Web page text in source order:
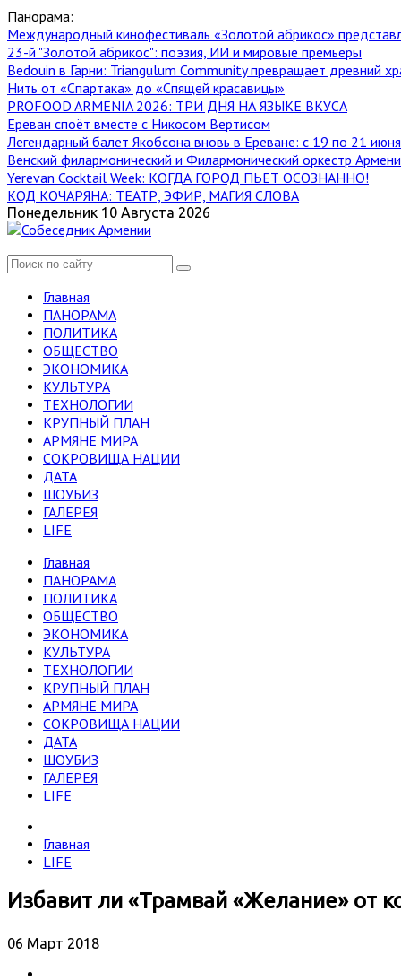
Панорама:
Международный кинофестиваль «Золотой абрикос»
23-й "Золотой абрикос": поэзия, ИИ и мировые премьеры
Bedouin в Гарни: Triangulum Community превращает древний
Нить от «Спартака» до «Спящей красавицы»
PROFOOD ARMENIA 2026: ТРИ ДНЯ НА ЯЗЫКЕ ВКУСА
Ереван споёт вместе с Никосом Вертисом
Легендарный балет Якобсона вновь в Ереване: с 19 по 21
Венский филармонический и Филармонический оркестр
Yerevan Cocktail Week: КОГДА ГОРОД ПЬЕТ ОСОЗНАННО!
КОД КОЧАРЯНА: ТЕАТР, ЭФИР, МАГИЯ СЛОВА
Понедельник 10 Августа 2026
Главная
ПАНОРАМА
ПОЛИТИКА
ОБЩЕСТВО
ЭКОНОМИКА
КУЛЬТУРА
ТЕХНОЛОГИИ
КРУПНЫЙ ПЛАН
АРМЯНЕ МИРА
СОКРОВИЩА НАЦИИ
ДАТА
ШОУБИЗ
ГАЛЕРЕЯ
LIFE
Главная
ПАНОРАМА
ПОЛИТИКА
ОБЩЕСТВО
ЭКОНОМИКА
КУЛЬТУРА
ТЕХНОЛОГИИ
КРУПНЫЙ ПЛАН
АРМЯНЕ МИРА
СОКРОВИЩА НАЦИИ
ДАТА
ШОУБИЗ
ГАЛЕРЕЯ
LIFE
Главная
LIFE
Избавит ли «Трамвай «Желание» от
06 Март 2018